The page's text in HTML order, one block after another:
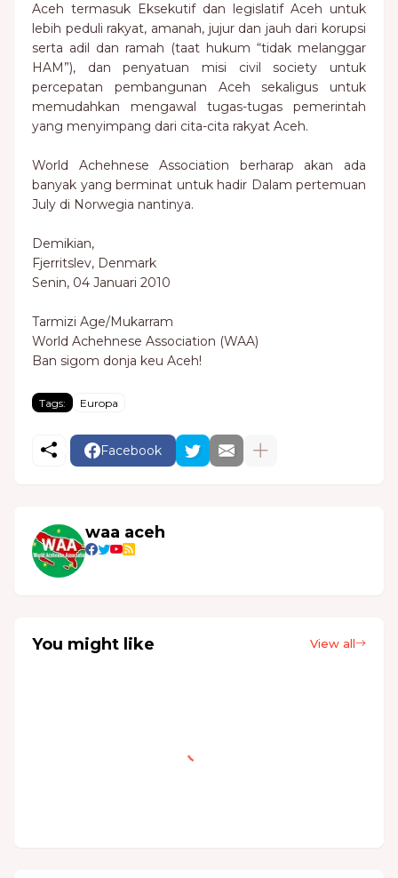
Aceh termasuk Eksekutif dan legislatif Aceh untuk
lebih peduli rakyat, amanah, jujur dan jauh dari korupsi
serta adil dan ramah (taat hukum “tidak melanggar
HAM”), dan penyatuan misi civil society untuk
percepatan pembangunan Aceh sekaligus untuk
memudahkan mengawal tugas-tugas pemerintah
yang menyimpang dari cita-cita rakyat Aceh.
World Achehnese Association berharap akan ada
banyak yang berminat untuk hadir Dalam pertemuan
July di Norwegia nantinya.
Demikian,
Fjerritslev, Denmark
Senin, 04 Januari 2010
Tarmizi Age/Mukarram
World Achehnese Association (WAA)
Ban sigom donja keu Aceh!
Tags: Europa
Facebook
waa aceh
You might like View all